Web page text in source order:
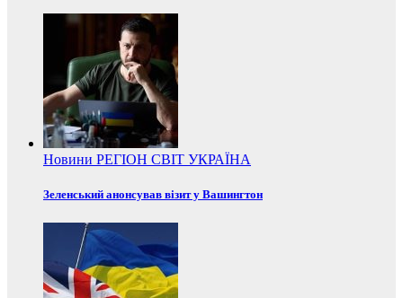
Новини РЕГІОН СВІТ УКРАЇНА
Зеленський анонсував візит у Вашингтон